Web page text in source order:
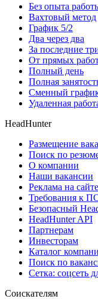
Без опыта
Вахтовый метод
График 5/2
Два через два
За последние
От прямых
Полный день
Полная
Сменный
Удаленная
HeadHunter
Размещение
Поиск по
О компании
Наши вакансии
Реклама на сайте
Требования к
Безопасный
HeadHunter API
Партнерам
Инвесторам
Каталог
Поиск по
Сетка: соцсеть
Соискателям